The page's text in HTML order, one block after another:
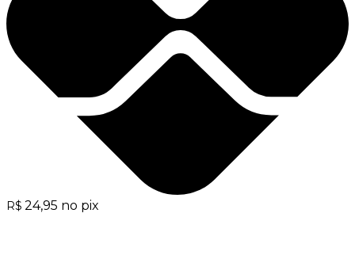
R$ 24,95 no pix